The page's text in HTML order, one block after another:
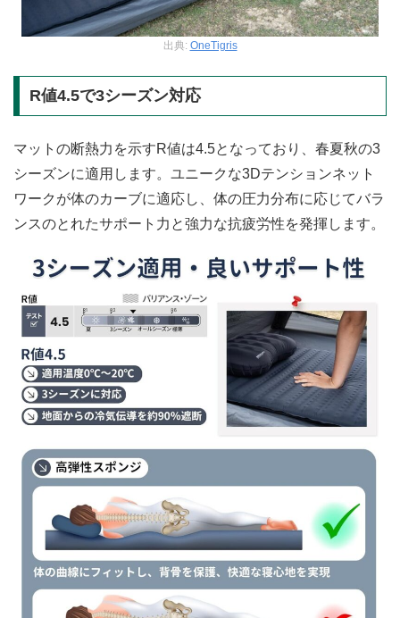
出典: OneTigris
R値4.5で3シーズン対応
マットの断熱力を示すR値は4.5となっており、春夏秋の3
シーズンに適用します。ユニークな3Dテンションネット
ワークが体のカーブに適応し、体の圧力分布に応じてバラ
ンスのとれたサポート力と強力な抗疲労性を発揮します。